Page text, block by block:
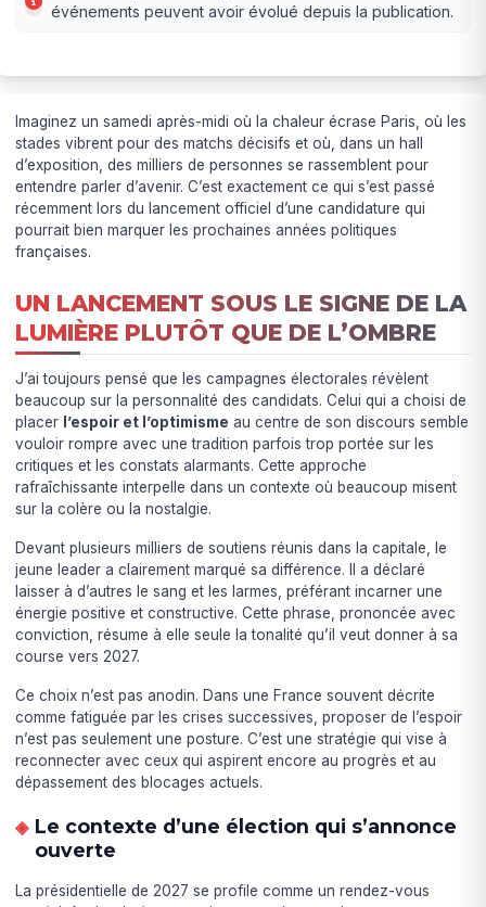
événements peuvent avoir évolué depuis la publication.
Imaginez un samedi après-midi où la chaleur écrase Paris, où les
stades vibrent pour des matchs décisifs et où, dans un hall
d’exposition, des milliers de personnes se rassemblent pour
entendre parler d’avenir. C’est exactement ce qui s’est passé
récemment lors du lancement officiel d’une candidature qui
pourrait bien marquer les prochaines années politiques
françaises.
UN LANCEMENT SOUS LE SIGNE DE LA
LUMIÈRE PLUTÔT QUE DE L’OMBRE
J’ai toujours pensé que les campagnes électorales révèlent
beaucoup sur la personnalité des candidats. Celui qui a choisi de
placer l’espoir et l’optimisme au centre de son discours semble
vouloir rompre avec une tradition parfois trop portée sur les
critiques et les constats alarmants. Cette approche
rafraîchissante interpelle dans un contexte où beaucoup misent
sur la colère ou la nostalgie.
Devant plusieurs milliers de soutiens réunis dans la capitale, le
jeune leader a clairement marqué sa différence. Il a déclaré
laisser à d’autres le sang et les larmes, préférant incarner une
énergie positive et constructive. Cette phrase, prononcée avec
conviction, résume à elle seule la tonalité qu’il veut donner à sa
course vers 2027.
Ce choix n’est pas anodin. Dans une France souvent décrite
comme fatiguée par les crises successives, proposer de l’espoir
n’est pas seulement une posture. C’est une stratégie qui vise à
reconnecter avec ceux qui aspirent encore au progrès et au
dépassement des blocages actuels.
Le contexte d’une élection qui s’annonce
ouverte
La présidentielle de 2027 se profile comme un rendez-vous